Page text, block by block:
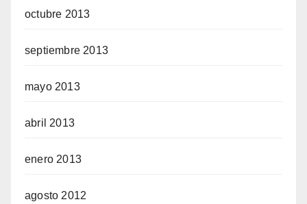
octubre 2013
septiembre 2013
mayo 2013
abril 2013
enero 2013
agosto 2012